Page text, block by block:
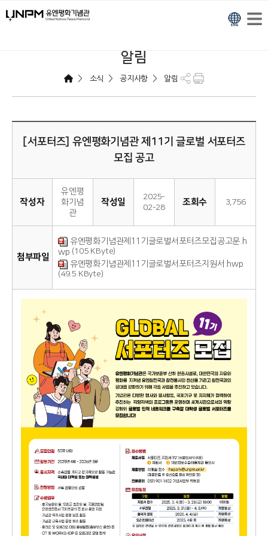
알림
> 소식 > 공지사항 > 알림
[서포터즈] 유엔평화기념관 제11기 글로벌 서포터즈
모집 공고
작성자
유엔평
화기념
관
작성일
2025-
02-28
조회수 3,756
첨부파일
유엔평화기념관제11기글로벌서포터즈모집공고문.h
wp (105 KByte)
유엔평화기념관제11기글로벌서포터즈지원서.hwp
(49.5 KByte)